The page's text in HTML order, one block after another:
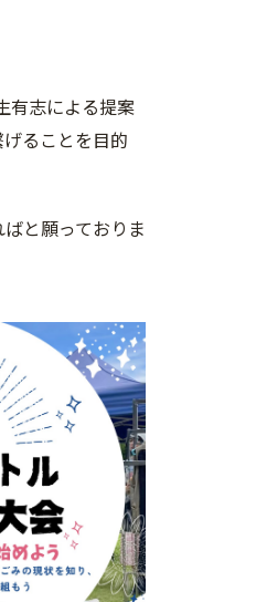
有志による提案
げることを目的
と願っておりま